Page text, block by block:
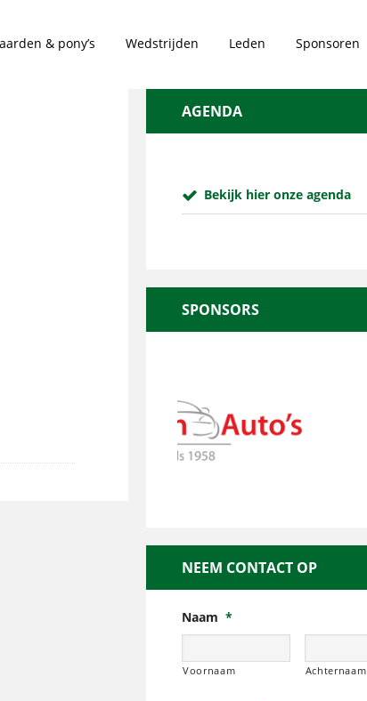
& pony’s Wedstrijden Leden Sponsoren
AGENDA
Bekijk hier onze agenda
SPONSORS
NEEM CONTACT OP
Naam *
Voornaam Achternaam